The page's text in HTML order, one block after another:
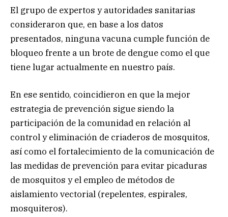
El grupo de expertos y autoridades sanitarias
consideraron que, en base a los datos
presentados, ninguna vacuna cumple función de
bloqueo frente a un brote de dengue como el que
tiene lugar actualmente en nuestro país.
En ese sentido, coincidieron en que la mejor
estrategia de prevención sigue siendo la
participación de la comunidad en relación al
control y eliminación de criaderos de mosquitos,
así como el fortalecimiento de la comunicación de
las medidas de prevención para evitar picaduras
de mosquitos y el empleo de métodos de
aislamiento vectorial (repelentes, espirales,
mosquiteros).